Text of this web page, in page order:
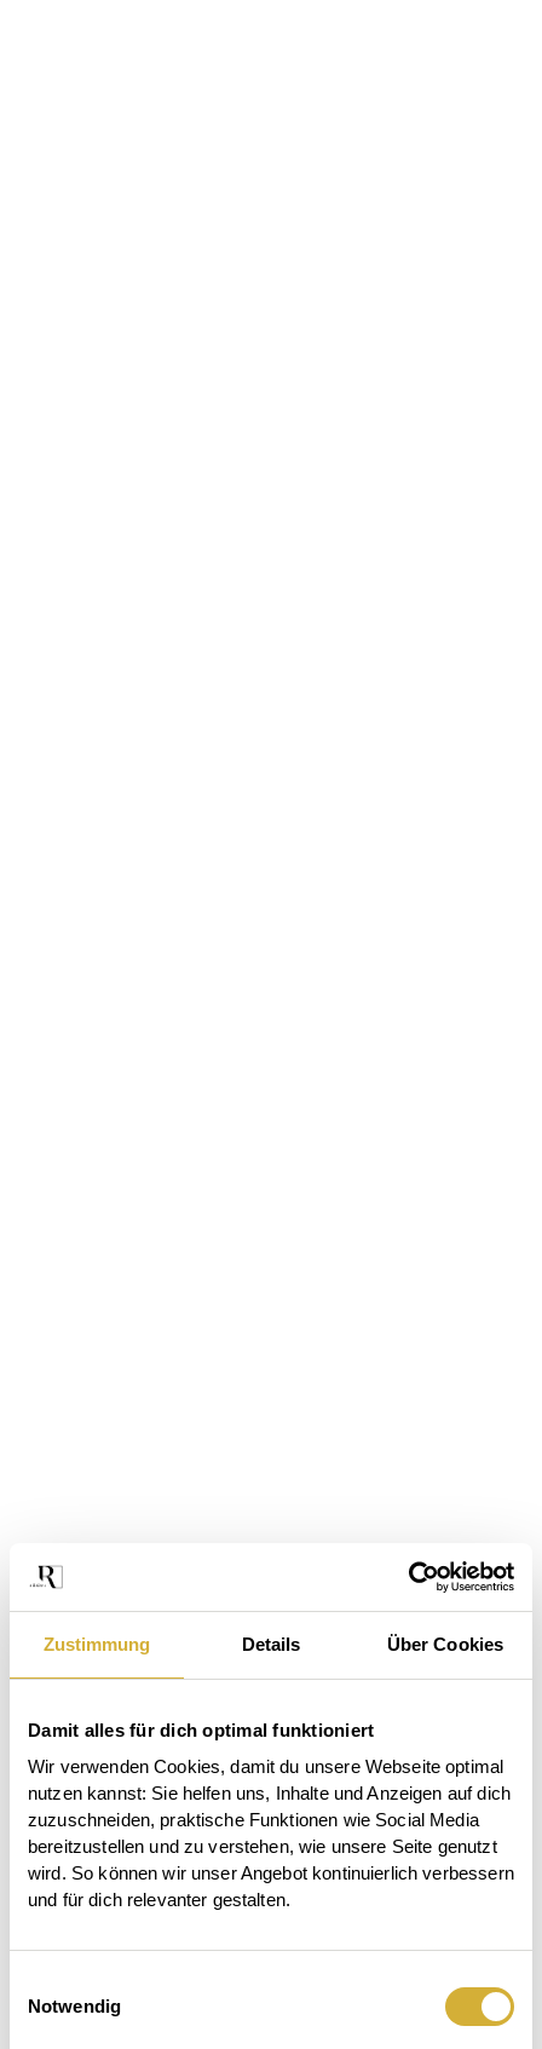
Zustimmung Details Über Cookies
Damit alles für dich optimal funktioniert
Wir verwenden Cookies, damit du unsere Webseite optimal
nutzen kannst: Sie helfen uns, Inhalte und Anzeigen auf dich
zuzuschneiden, praktische Funktionen wie Social Media
bereitzustellen und zu verstehen, wie unsere Seite genutzt
wird. So können wir unser Angebot kontinuierlich verbessern
und für dich relevanter gestalten.
Notwendig
Der
Das
Beet